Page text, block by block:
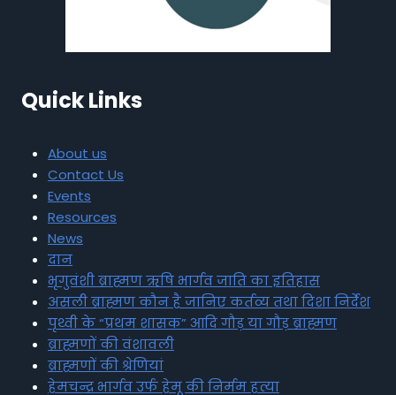
Quick Links
About us
Contact Us
Events
Resources
News
दान
भृगुवंशी ब्राह्मण ऋषि भार्गव जाति का इतिहास
असली ब्राह्मण कौन है जानिए कर्तव्य तथा दिशा निर्देश
पृथ्वी के “प्रथम शासक” आदि गौड़ या गौड़ ब्राह्मण
ब्राह्मणों की वंशावली
ब्राह्मणों की श्रेणियां
हेमचन्द्र भार्गव उर्फ हेमू की निर्मम हत्या